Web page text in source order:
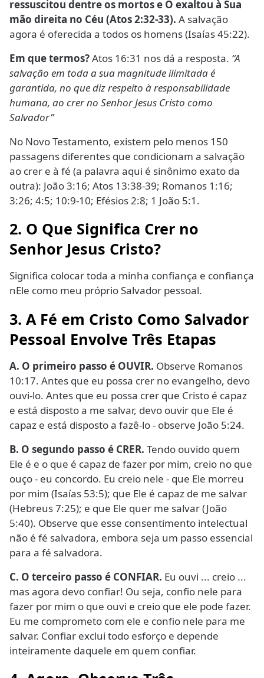
ressuscitou dentre os mortos e O exaltou à Sua
mão direita no Céu (Atos 2:32-33). A salvação
agora é oferecida a todos os homens (Isaías 45:22).
Em que termos?Atos 16:31 nos dá a resposta. “A
salvação em toda a sua magnitude ilimitada é
garantida, no que diz respeito à responsabilidade
humana, ao crer no Senhor Jesus Cristo como
Salvador”
No Novo Testamento, existem pelo menos 150
passagens diferentes que condicionam a salvação
ao crer e à fé (a palavra aqui é sinônimo exato da
outra): João 3:16; Atos 13:38-39; Romanos 1:16;
3:26; 4:5; 10:9-10; Efésios 2:8; 1 João 5:1.
2. O Que Significa Crer no
Senhor Jesus Cristo?
Significa colocar toda a minha confiança e confiança
nEle como meu próprio Salvador pessoal.
3. A Fé em Cristo Como Salvador
Pessoal Envolve Três Etapas
A. O primeiro passo é OUVIR. Observe Romanos
10:17. Antes que eu possa crer no evangelho, devo
ouvi-lo. Antes que eu possa crer que Cristo é capaz
e está disposto a me salvar, devo ouvir que Ele é
capaz e está disposto a fazê-lo - observe João 5:24.
B. O segundo passo é CRER. Tendo ouvido quem
Ele é e o que é capaz de fazer por mim, creio no que
ouço - eu concordo. Eu creio nele - que Ele morreu
por mim (Isaías 53:5); que Ele é capaz de me salvar
(Hebreus 7:25); e que Ele quer me salvar (João
5:40). Observe que esse consentimento intelectual
não é fé salvadora, embora seja um passo essencial
para a fé salvadora.
C. O terceiro passo é CONFIAR. Eu ouvi ... creio ...
mas agora devo confiar! Ou seja, confio nele para
fazer por mim o que ouvi e creio que ele pode fazer.
Eu me comprometo com ele e confio nele para me
salvar. Confiar exclui todo esforço e depende
inteiramente daquele em quem confiar.